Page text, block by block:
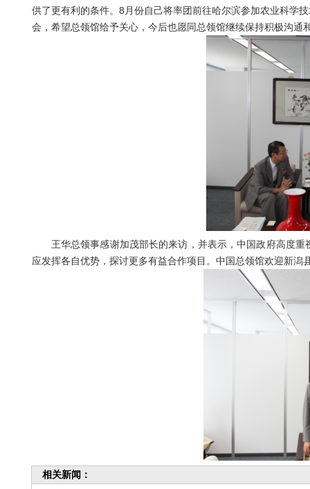
供了更有利的条件。8月份自己将率团前往哈尔滨参加农业科学
会，希望总领馆给予关心，今后也愿同总领馆继续保持积极沟通
王华总领事感谢加茂部长的来访，并表示，中国政府高度重
应发挥各自优势，探讨更多有益合作项目。中国总领馆欢迎新潟
相关新闻：